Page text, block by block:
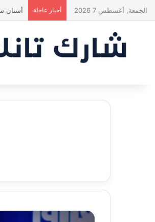
الجمعة, أغسطس 7 2026 أخبار عاجلة أسنان